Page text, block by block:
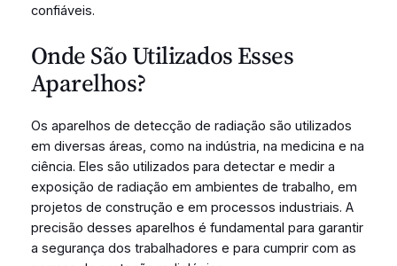
confiáveis.
Onde São Utilizados Esses
Aparelhos?
Os aparelhos de detecção de radiação são utilizados
em diversas áreas, como na indústria, na medicina e na
ciência. Eles são utilizados para detectar e medir a
exposição de radiação em ambientes de trabalho, em
projetos de construção e em processos industriais. A
precisão desses aparelhos é fundamental para garantir
a segurança dos trabalhadores e para cumprir com as